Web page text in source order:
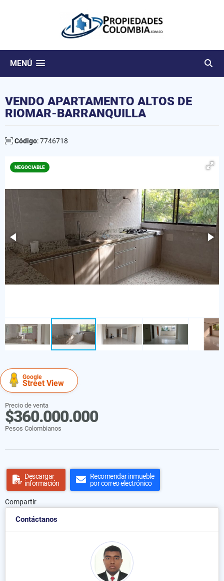
MENÚ
VENDO APARTAMENTO ALTOS DE
RIOMAR-BARRANQUILLA
Código: 7746718
NEGOCIABLE
Google
Street View
Precio de venta
$360.000.000
Pesos Colombianos
Descargar
información
Recomendar inmueble
por correo electrónico
Compartir
Contáctanos